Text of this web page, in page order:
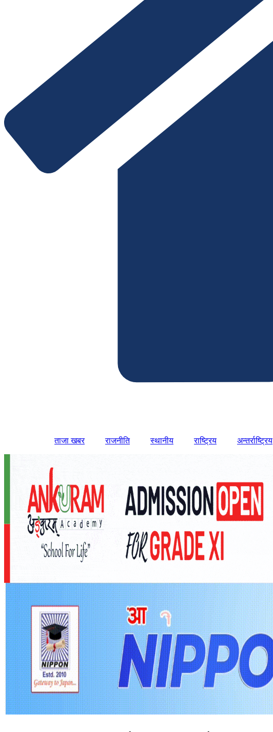
ताजा खबर राजनीति स्थानीय राष्ट्रिय अन्तर्राष्ट्रिय